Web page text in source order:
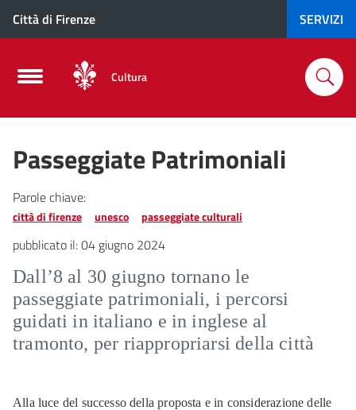
Città di Firenze SERVIZI
Cultura
Passeggiate Patrimoniali
Parole chiave:
città di firenze unesco passeggiate culturali
pubblicato il:04 giugno 2024
Dall’8 al 30 giugno tornano le
passeggiate patrimoniali, i percorsi
guidati in italiano e in inglese al
tramonto, per riappropriarsi della città
Alla luce del successo della proposta e in considerazione delle